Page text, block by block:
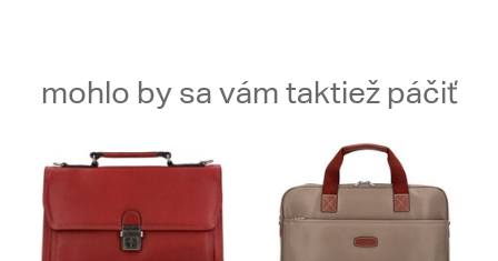
mohlo by sa vám taktiež páčiť